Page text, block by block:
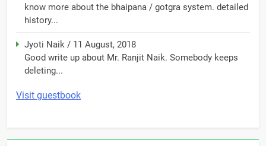
know more about the bhaipana / gotgra system. detailed
history...
Jyoti Naik / 11 August, 2018
Good write up about Mr. Ranjit Naik. Somebody keeps
deleting...
Visit guestbook